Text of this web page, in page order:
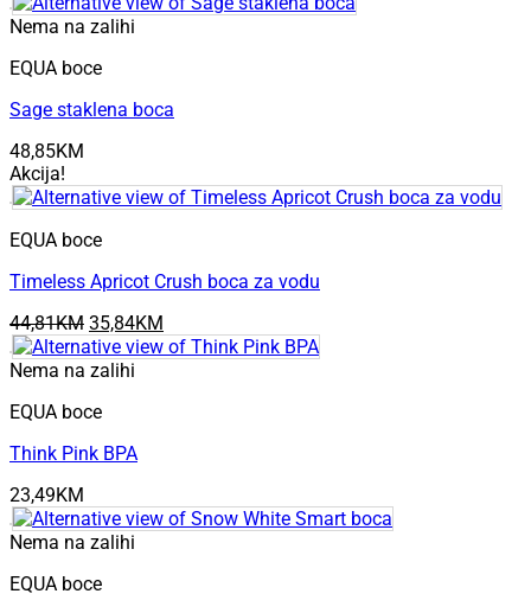
Nema na zalihi
EQUA boce
Sage staklena boca
48,85KM
Akcija!
EQUA boce
Timeless Apricot Crush boca za vodu
44,81KM Original
price
was:
35,84KM
price
Nema na zalihi
EQUA boce
Think Pink BPA
23,49KM
Nema na zalihi
EQUA boce